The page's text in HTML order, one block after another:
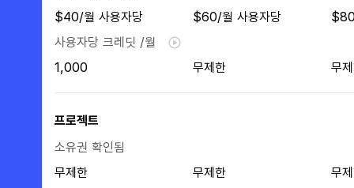
$40/월 사용자당
$60/월 사용자당
사용자당 크레딧 /월
1,000
무제한 무
프로젝트
소유권 확인됨
무제한
무제한
무